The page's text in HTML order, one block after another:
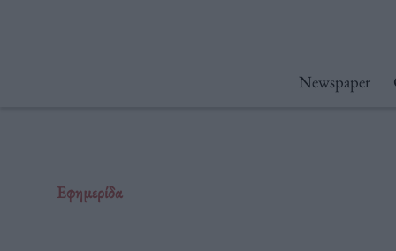
Newspaper
Εφημερίδα